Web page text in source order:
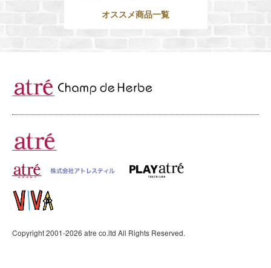
オススメ商品一覧
Copyright 2001-2026 atre co.ltd All Rights Reserved.